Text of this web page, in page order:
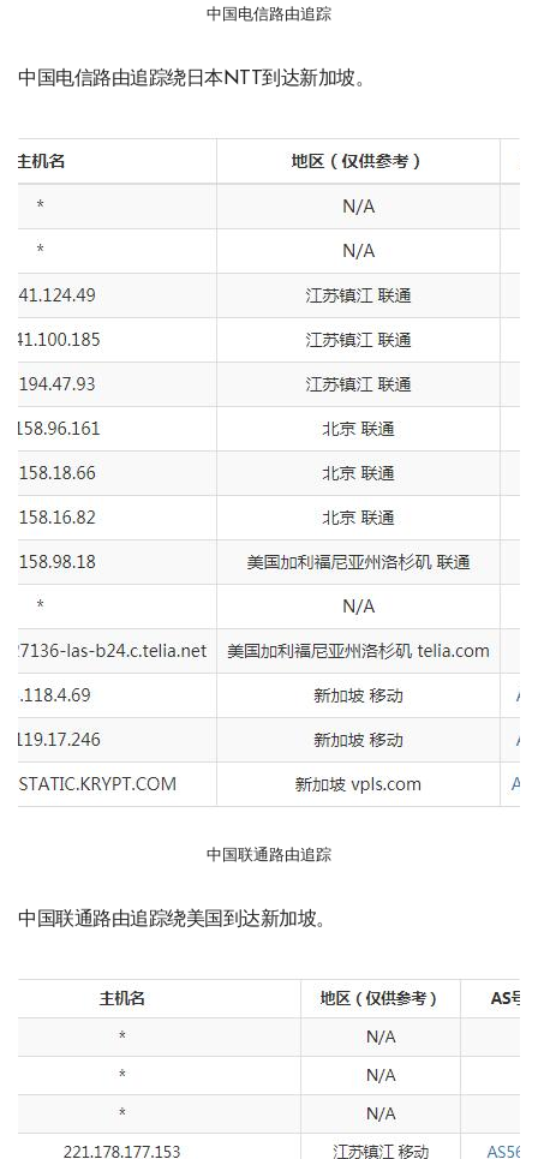
中国电信路由追踪
中国电信路由追踪绕日本NTT到达新加坡。
中国联通路由追踪
中国联通路由追踪绕美国到达新加坡。